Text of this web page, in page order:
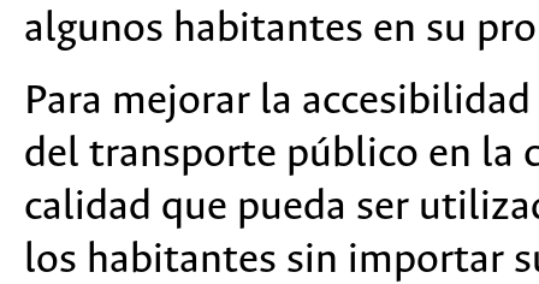
algunos habitantes en su
Para mejorar la
del transporte público en la
calidad que pueda ser
los habitantes sin importar